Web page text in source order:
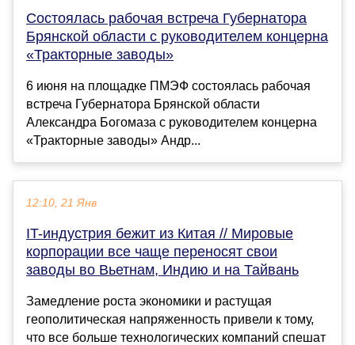
Состоялась рабочая встреча Губернатора
Брянской области с руководителем концерна
«Тракторные заводы»
6 июня на площадке ПМЭФ состоялась рабочая
встреча Губернатора Брянской области
Александра Богомаза с руководителем концерна
«Тракторные заводы» Андр...
12:10, 21 Янв
IT-индустрия бежит из Китая // Мировые
корпорации все чаще переносят свои
заводы во Вьетнам, Индию и на Тайвань
Замедление роста экономики и растущая
геополитическая напряженность привели к тому,
что все больше технологических компаний спешат